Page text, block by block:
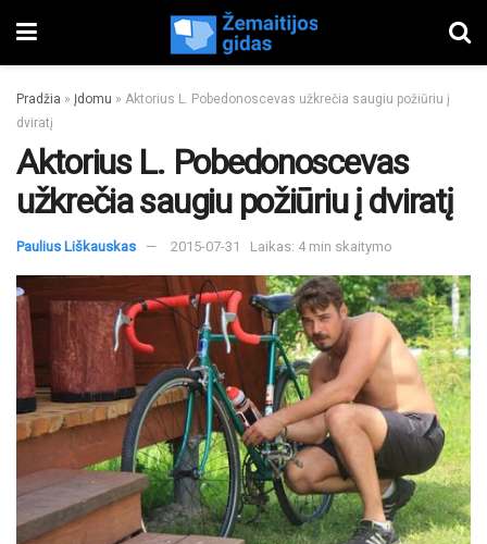
Pradžia » Įdomu » Aktorius L. Pobedonoscevas užkrečia saugiu požiūriu į
dviratį
Aktorius L. Pobedonoscevas
užkrečia saugiu požiūriu į dviratį
Paulius Liškauskas 2015-07-31 Laikas: 4 min skaitymo